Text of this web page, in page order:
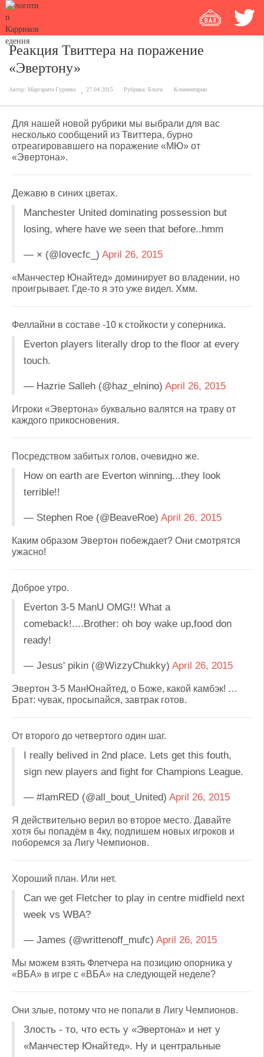
Реакция Твиттера на поражение
«Эвертону»
Автор: Маргарита Гуриева 27.04.2015 Рубрика: Блоги Комментарии
Для нашей новой рубрики мы выбрали для вас
несколько сообщений из Твиттера, бурно
отреагировавшего на поражение «МЮ» от
«Эвертона».
Дежавю в синих цветах.
Manchester United dominating possession but
losing, where have we seen that before..hmm
— × (@lovecfc_) April 26, 2015
«Манчестер Юнайтед» доминирует во владении, но
проигрывает. Где-то я это уже видел. Хмм.
Феллайни в составе -10 к стойкости у соперника.
Everton players literally drop to the floor at every
touch.
— Hazrie Salleh (@haz_elnino) April 26, 2015
Игроки «Эвертона» буквально валятся на траву от
каждого прикосновения.
Посредством забитых голов, очевидно же.
How on earth are Everton winning...they look
terrible!!
— Stephen Roe (@BeaveRoe) April 26, 2015
Каким образом Эвертон побеждает? Они смотрятся
ужасно!
Доброе утро.
Everton 3-5 ManU OMG!! What a
comeback!....Brother: oh boy wake up,food don
ready!
— Jesus' pikin (@WizzyChukky) April 26, 2015
Эвертон 3-5 МанЮнайтед, о Боже, какой камбэк! …
Брат: чувак, просыпайся, завтрак готов.
От второго до четвертого один шаг.
I really belived in 2nd place. Lets get this fouth,
sign new players and fight for Champions League.
— #IamRED (@all_bout_United) April 26, 2015
Я действительно верил во второе место. Давайте
хотя бы попадём в 4ку, подпишем новых игроков и
поборемся за Лигу Чемпионов.
Хороший план. Или нет.
Can we get Fletcher to play in centre midfield next
week vs WBA?
— James (@writtenoff_mufc) April 26, 2015
Мы можем взять Флетчера на позицию опорника у
«ВБА» в игре с «ВБА» на следующей неделе?
Они злые, потому что не попали в Лигу Чемпионов.
Злость - то, что есть у «Эвертона» и нет у
«Манчестер Юнайтед». Ну и центральные